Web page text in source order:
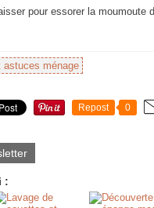
pour essorer la moumoute
astuces ménage
Repost 0
: